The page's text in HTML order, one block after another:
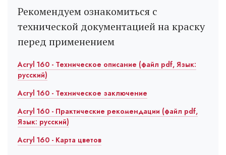
Рекомендуем ознакомиться с
технической документацией на краску
перед применением
Acryl 160 - Техническое описание (файл pdf, Язык:
русский)
Acryl 160 - Техническое заключение
Acryl 160 - Практические рекомендации (файл pdf,
Язык: русский)
Acryl 160 - Карта цветов